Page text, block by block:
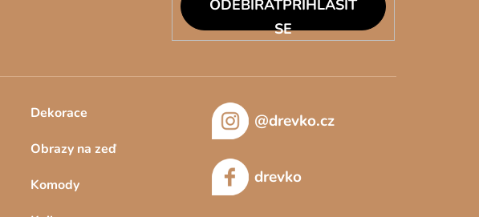
PŘIHLÁSIT
SE
Dekorace
Obrazy na zeď
Komody
@drevko.cz
drevko